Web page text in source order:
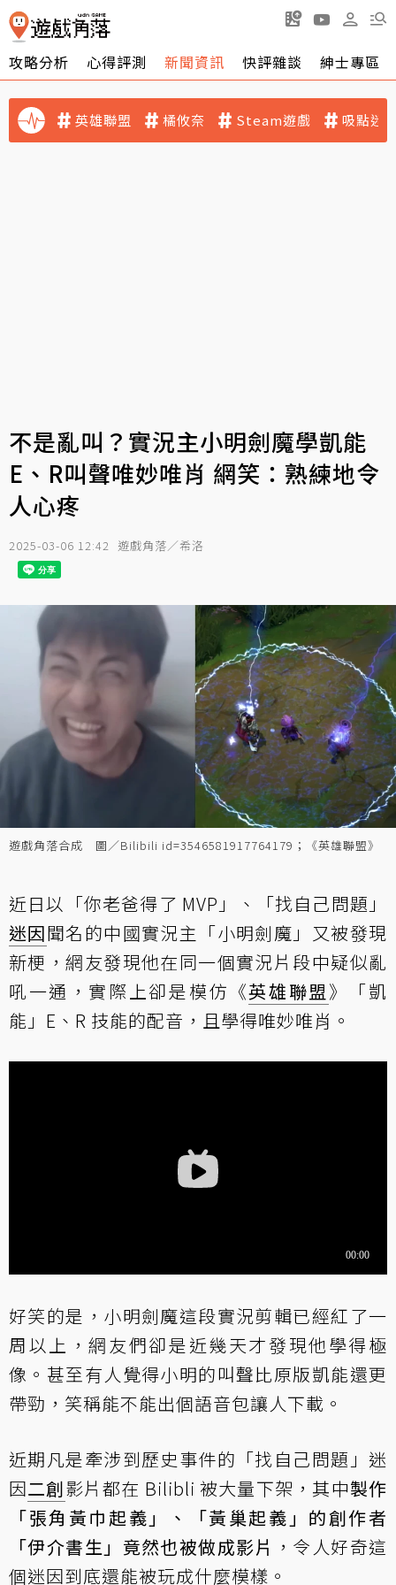
攻略分析 心得評測 新聞資訊 快評雜談 紳士專區
英雄聯盟 橘攸奈 Steam遊戲 吸點迷
不是亂叫？實況主小明劍魔學凱能
E、R叫聲唯妙唯肖 網笑：熟練地令
人心疼
2025-03-06 12:42 遊戲角落／希洛
遊戲角落合成 圖／Bilibili id=3546581917764179；《英雄聯盟》
近日以「你老爸得了 MVP」、「找自己問題」
迷因聞名的中國實況主「小明劍魔」又被發現
新梗，網友發現他在同一個實況片段中疑似亂
吼一通，實際上卻是模仿《英雄聯盟 》「凱
能」E、R 技能的配音，且學得唯妙唯肖。
好笑的是，小明劍魔這段實況剪輯已經紅了一
周以上，網友們卻是近幾天才發現他學得極
像。甚至有人覺得小明的叫聲比原版凱能還更
帶勁，笑稱能不能出個語音包讓人下載。
近期凡是牽涉到歷史事件的「找自己問題」迷
因二創影片都在 Bilibli 被大量下架，其中製作
「張角黃巾起義」、「黃巢起義」的創作者
「伊介書生」竟然也被做成影片 ，令人好奇這
個迷因到底還能被玩成什麼模樣。